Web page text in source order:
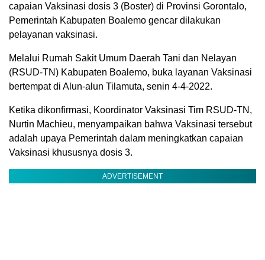
capaian Vaksinasi dosis 3 (Boster) di Provinsi Gorontalo,
Pemerintah Kabupaten Boalemo gencar dilakukan
pelayanan vaksinasi.
Melalui Rumah Sakit Umum Daerah Tani dan Nelayan
(RSUD-TN) Kabupaten Boalemo, buka layanan Vaksinasi
bertempat di Alun-alun Tilamuta, senin 4-4-2022.
Ketika dikonfirmasi, Koordinator Vaksinasi Tim RSUD-TN,
Nurtin Machieu, menyampaikan bahwa Vaksinasi tersebut
adalah upaya Pemerintah dalam meningkatkan capaian
Vaksinasi khususnya dosis 3.
ADVERTISEMENT